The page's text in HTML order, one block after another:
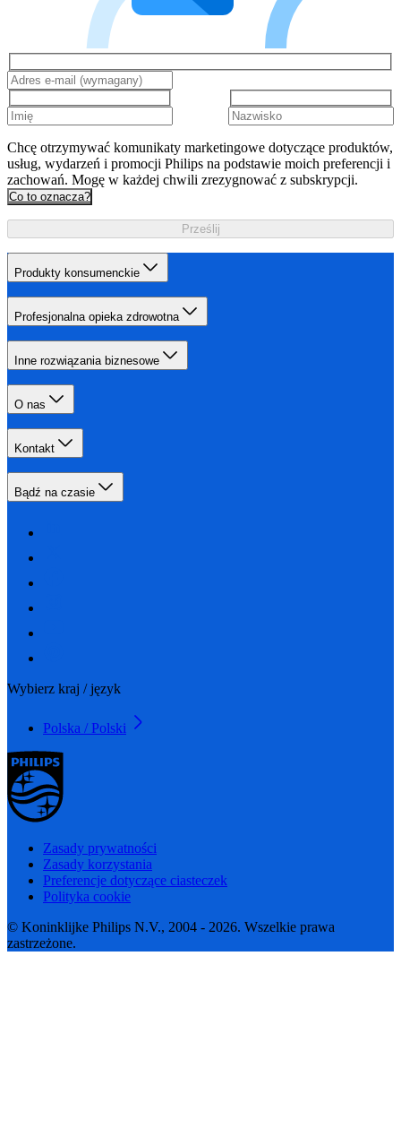
Chcę otrzymywać komunikaty marketingowe dotyczące produktów,
usług, wydarzeń i promocji Philips na podstawie moich preferencji i
zachowań. Mogę w każdej chwili zrezygnować z subskrypcji.
Co to oznacza?
Prześlij
Produkty konsumenckie
Profesjonalna opieka zdrowotna
Inne rozwiązania biznesowe
O nas
Kontakt
Bądź na czasie
Wybierz kraj / język
Polska / Polski
Zasady prywatności
Zasady korzystania
Preferencje dotyczące ciasteczek
Polityka cookie
© Koninklijke Philips N.V., 2004 - 2026. Wszelkie prawa
zastrzeżone.